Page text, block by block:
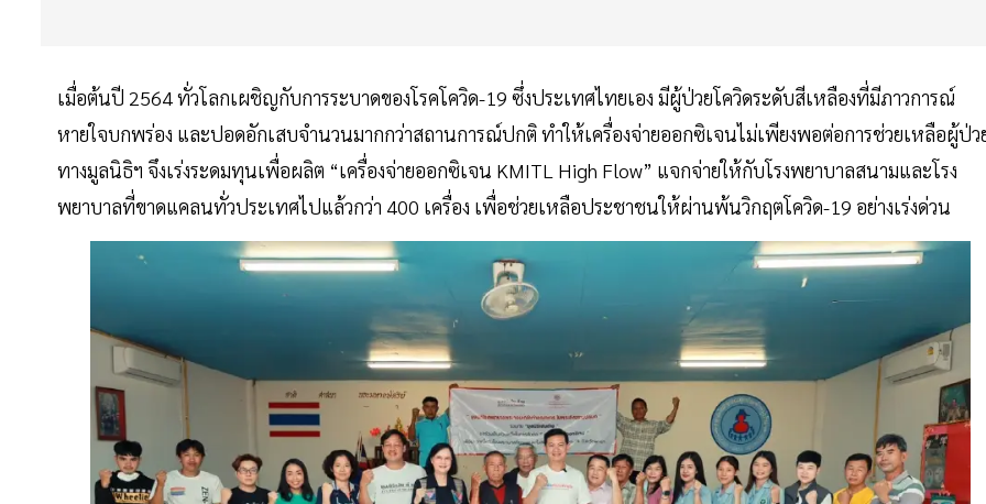
เมื่อต้นปี 2564 ทั่วโลกเผชิญกับการระบาดของโรคโควิด-19 ซึ่งประเทศไทยเอง มีผู้ป่วยโควิดระดับสีเหลืองที่มีภาวการณ์
หายใจบกพร่อง และปอดอักเสบจำนวนมากกว่าสถานการณ์ปกติ ทำให้เครื่องจ่ายออกซิเจนไม่เพียงพอต่อการช่วยเหลือผู้ป่ว
ทางมูลนิธิฯ จึงเร่งระดมทุนเพื่อผลิต “เครื่องจ่ายออกซิเจน KMITL High Flow” แจกจ่ายให้กับโรงพยาบาลสนามและโรง
พยาบาลที่ขาดแคลนทั่วประเทศไปแล้วกว่า 400 เครื่อง เพื่อช่วยเหลือประชาชนให้ผ่านพ้นวิกฤตโควิด-19 อย่างเร่งด่วน